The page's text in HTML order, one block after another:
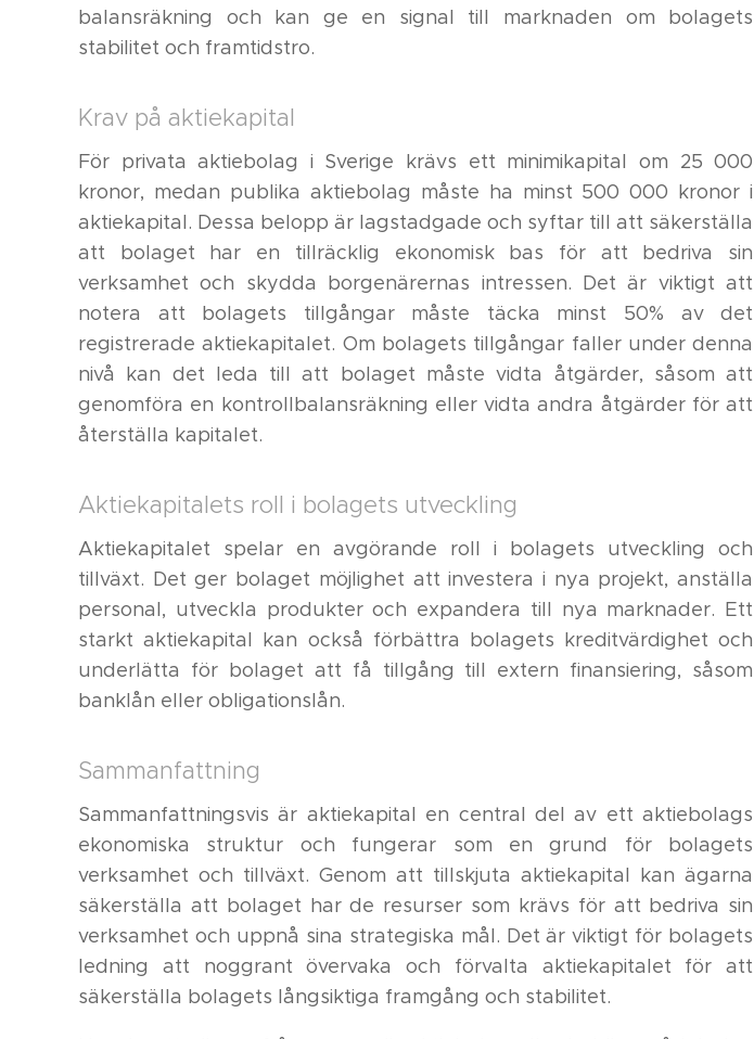
balansräkning och kan ge en signal till marknaden om bolagets
stabilitet och framtidstro.
Krav på aktiekapital
För privata aktiebolag i Sverige krävs ett minimikapital om 25 000
kronor, medan publika aktiebolag måste ha minst 500 000 kronor i
aktiekapital. Dessa belopp är lagstadgade och syftar till att säkerställa
att bolaget har en tillräcklig ekonomisk bas för att bedriva sin
verksamhet och skydda borgenärernas intressen. Det är viktigt att
notera att bolagets tillgångar måste täcka minst 50% av det
registrerade aktiekapitalet. Om bolagets tillgångar faller under denna
nivå kan det leda till att bolaget måste vidta åtgärder, såsom att
genomföra en kontrollbalansräkning eller vidta andra åtgärder för att
återställa kapitalet.
Aktiekapitalets roll i bolagets utveckling
Aktiekapitalet spelar en avgörande roll i bolagets utveckling och
tillväxt. Det ger bolaget möjlighet att investera i nya projekt, anställa
personal, utveckla produkter och expandera till nya marknader. Ett
starkt aktiekapital kan också förbättra bolagets kreditvärdighet och
underlätta för bolaget att få tillgång till extern finansiering, såsom
banklån eller obligationslån.
Sammanfattning
Sammanfattningsvis är aktiekapital en central del av ett aktiebolags
ekonomiska struktur och fungerar som en grund för bolagets
verksamhet och tillväxt. Genom att tillskjuta aktiekapital kan ägarna
säkerställa att bolaget har de resurser som krävs för att bedriva sin
verksamhet och uppnå sina strategiska mål. Det är viktigt för bolagets
ledning att noggrant övervaka och förvalta aktiekapitalet för att
säkerställa bolagets långsiktiga framgång och stabilitet.